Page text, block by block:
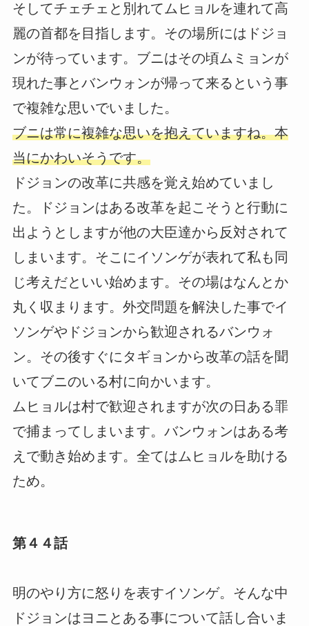
そしてチェチェと別れてムヒョルを連れて高
麗の首都を目指します。その場所にはドジョ
ンが待っています。ブニはその頃ムミョンが
現れた事とバンウォンが帰って来るという事
で複雑な思いでいました。
ブニは常に複雑な思いを抱えていますね。本
当にかわいそうです。
ドジョンの改革に共感を覚え始めていまし
た。ドジョンはある改革を起こそうと行動に
出ようとしますが他の大臣達から反対されて
しまいます。そこにイソンゲが表れて私も同
じ考えだといい始めます。その場はなんとか
丸く収まります。外交問題を解決した事でイ
ソンゲやドジョンから歓迎されるバンウォ
ン。その後すぐにタギョンから改革の話を聞
いてブニのいる村に向かいます。
ムヒョルは村で歓迎されますが次の日ある罪
で捕まってしまいます。バンウォンはある考
えで動き始めます。全てはムヒョルを助ける
ため。
第４４話
明のやり方に怒りを表すイソンゲ。そんな中
ドジョンはヨニとある事について話し合いま